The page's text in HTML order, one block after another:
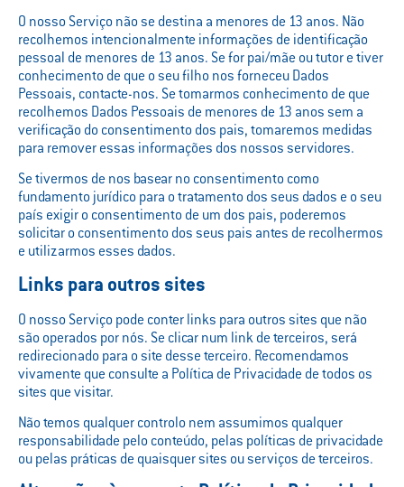
O nosso Serviço não se destina a menores de 13 anos. Não
recolhemos intencionalmente informações de identificação
pessoal de menores de 13 anos. Se for pai/mãe ou tutor e tiver
conhecimento de que o seu filho nos forneceu Dados
Pessoais, contacte-nos. Se tomarmos conhecimento de que
recolhemos Dados Pessoais de menores de 13 anos sem a
verificação do consentimento dos pais, tomaremos medidas
para remover essas informações dos nossos servidores.
Se tivermos de nos basear no consentimento como
fundamento jurídico para o tratamento dos seus dados e o seu
país exigir o consentimento de um dos pais, poderemos
solicitar o consentimento dos seus pais antes de recolhermos
e utilizarmos esses dados.
Links para outros sites
O nosso Serviço pode conter links para outros sites que não
são operados por nós. Se clicar num link de terceiros, será
redirecionado para o site desse terceiro. Recomendamos
vivamente que consulte a Política de Privacidade de todos os
sites que visitar.
Não temos qualquer controlo nem assumimos qualquer
responsabilidade pelo conteúdo, pelas políticas de privacidade
ou pelas práticas de quaisquer sites ou serviços de terceiros.